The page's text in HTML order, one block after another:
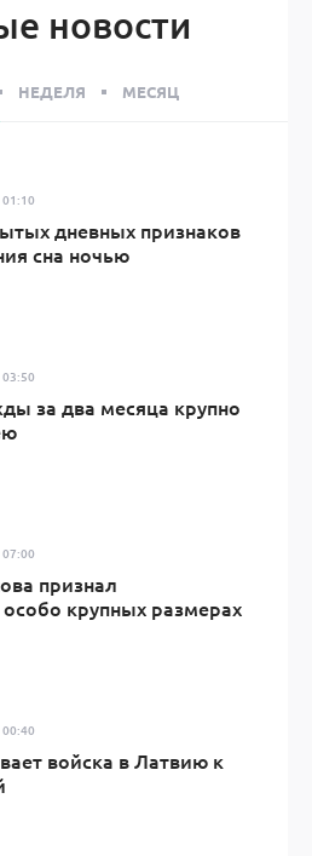
новости
НЕДЕЛЯ МЕСЯЦ
01:10
дневных признаков
сна ночью
03:50
за два месяца крупно
07:00
признал
крупных размерах
00:40
войска в Латвию к